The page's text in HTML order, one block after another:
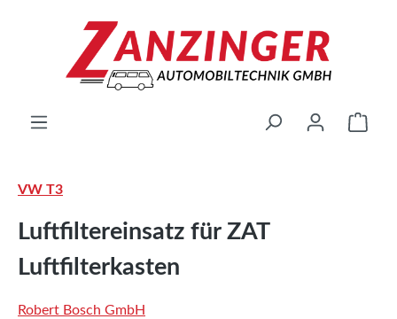
Zum Hauptinhalt springen
VW T3
Luftfiltereinsatz für ZAT
Luftfilterkasten
Robert Bosch GmbH